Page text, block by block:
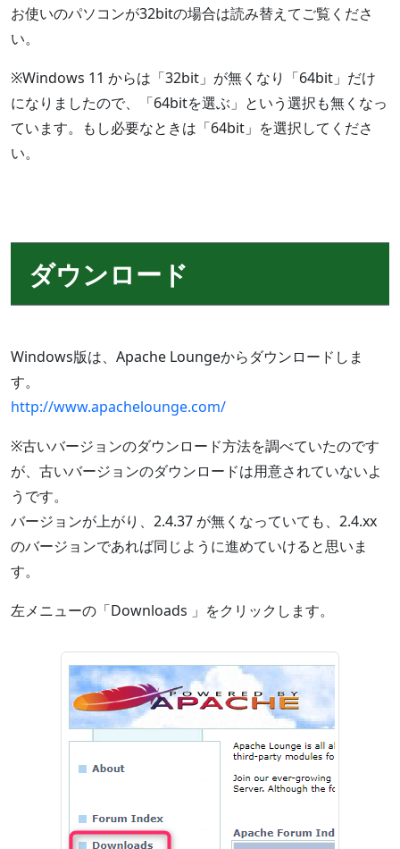
お使いのパソコンが32bitの場合は読み替えてご覧くださ
い。
※Windows 11 からは「32bit」が無くなり「64bit」だけ
になりましたので、「64bitを選ぶ」という選択も無くなっ
ています。もし必要なときは「64bit」を選択してくださ
い。
ダウンロード
Windows版は、Apache Loungeからダウンロードしま
す。
http://www.apachelounge.com/
※古いバージョンのダウンロード方法を調べていたのです
が、古いバージョンのダウンロードは用意されていないよ
うです。
バージョンが上がり、2.4.37 が無くなっていても、2.4.xx
のバージョンであれば同じように進めていけると思いま
す。
左メニューの「Downloads 」をクリックします。